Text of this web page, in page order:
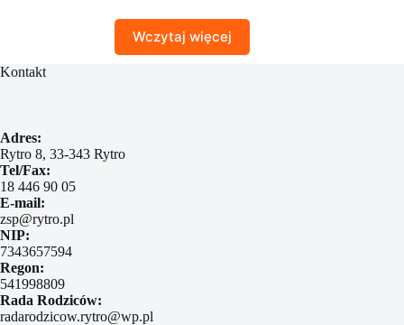
Wczytaj więcej
Kontakt
Adres:
Rytro 8, 33-343 Rytro
Tel/Fax:
18 446 90 05
E-mail:
zsp@rytro.pl
NIP:
7343657594
Regon:
541998809
Rada Rodziców:
radarodzicow.rytro@wp.pl